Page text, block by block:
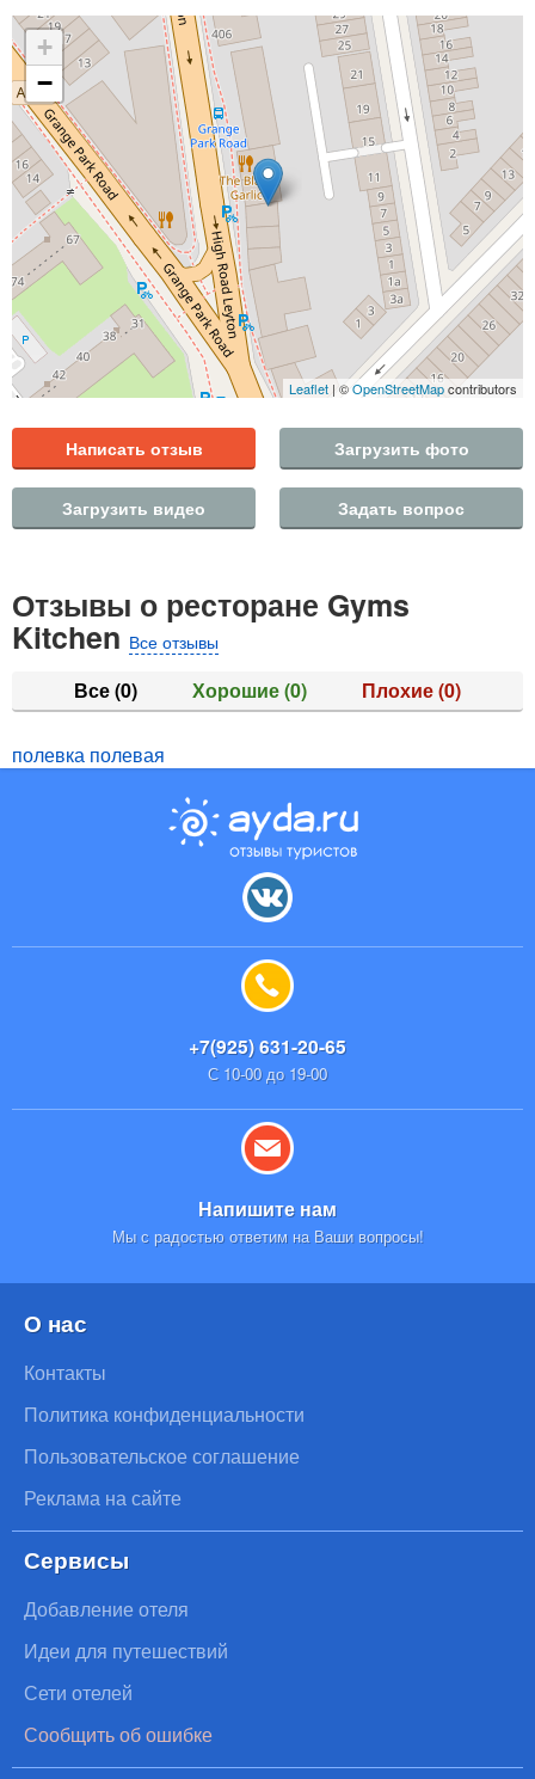
+
−
Leaflet | ©OpenStreetMapcontributors
Написать отзыв Загрузить фото
Загрузить видео Задать вопрос
Отзывы о ресторане Gyms
Kitchen Все отзывы
Все(0) Хорошие(0) Плохие(0)
полевка полевая
+7(925) 631-20-65
С 10-00 до 19-00
Напишите нам
Мы с радостью ответим на Ваши вопросы!
О нас
Контакты
Политика конфиденциальности
Пользовательское соглашение
Реклама на сайте
Сервисы
Добавление отеля
Идеи для путешествий
Сети отелей
Сообщить об ошибке